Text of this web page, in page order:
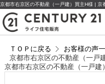
ＴＯＰに戻る
お客様の声
京都市右京区の不動産（一戸
京都市右京区の不動産（一戸建